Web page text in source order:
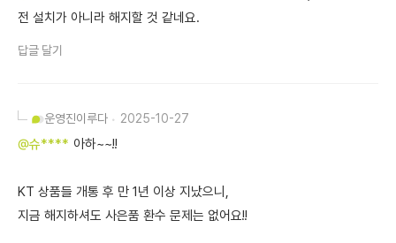
전 설치가 아니라 해지할 것 같네요.
답글 달기
운영진이루다 2025-10-27
@슈**** 아하~~!!
KT 상품들 개통 후 만 1년 이상 지났으니,
지금 해지하셔도 사은품 환수 문제는 없어요!!